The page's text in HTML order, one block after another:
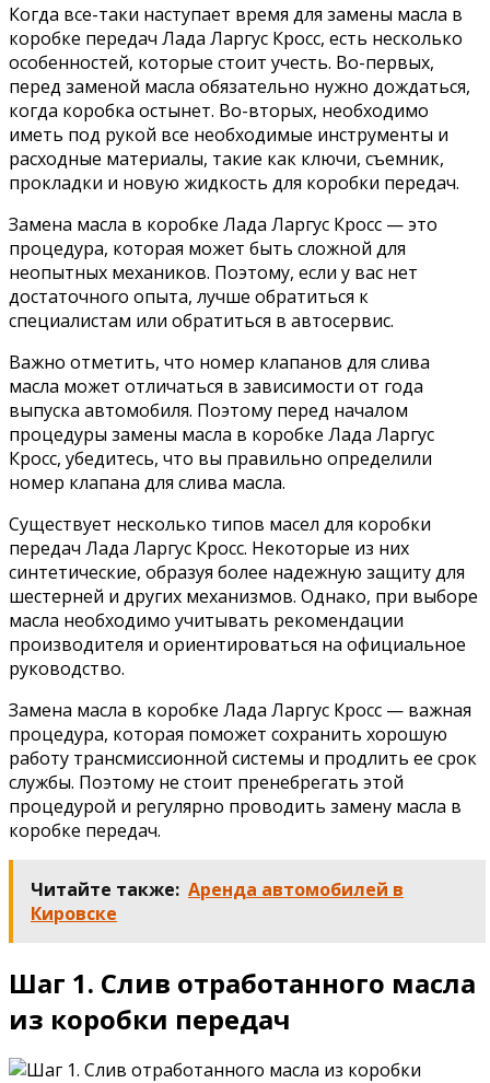
Когда все-таки наступает время для замены масла в
коробке передач Лада Ларгус Кросс, есть несколько
особенностей, которые стоит учесть. Во-первых,
перед заменой масла обязательно нужно дождаться,
когда коробка остынет. Во-вторых, необходимо
иметь под рукой все необходимые инструменты и
расходные материалы, такие как ключи, съемник,
прокладки и новую жидкость для коробки передач.
Замена масла в коробке Лада Ларгус Кросс — это
процедура, которая может быть сложной для
неопытных механиков. Поэтому, если у вас нет
достаточного опыта, лучше обратиться к
специалистам или обратиться в автосервис.
Важно отметить, что номер клапанов для слива
масла может отличаться в зависимости от года
выпуска автомобиля. Поэтому перед началом
процедуры замены масла в коробке Лада Ларгус
Кросс, убедитесь, что вы правильно определили
номер клапана для слива масла.
Существует несколько типов масел для коробки
передач Лада Ларгус Кросс. Некоторые из них
синтетические, образуя более надежную защиту для
шестерней и других механизмов. Однако, при выборе
масла необходимо учитывать рекомендации
производителя и ориентироваться на официальное
руководство.
Замена масла в коробке Лада Ларгус Кросс — важная
процедура, которая поможет сохранить хорошую
работу трансмиссионной системы и продлить ее срок
службы. Поэтому не стоит пренебрегать этой
процедурой и регулярно проводить замену масла в
коробке передач.
Читайте также: Аренда автомобилей в
Кировске
Шаг 1. Слив отработанного масла
из коробки передач